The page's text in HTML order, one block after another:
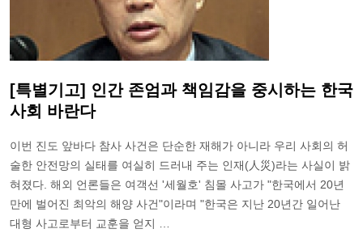
[특별기고] 인간 존엄과 책임감을 중시하는 한국
사회 바란다
이번 진도 앞바다 참사 사건은 단순한 재해가 아니라 우리 사회의 허
술한 안전망의 실태를 여실히 드러내 주는 인재(人災)라는 사실이 밝
혀졌다. 해외 언론들은 여객선 '세월호' 침몰 사고가 "한국에서 20년
만에 벌어진 최악의 해양 사건"이라며 "한국은 지난 20년간 일어난
대형 사고로부터 교훈을 얻지 …